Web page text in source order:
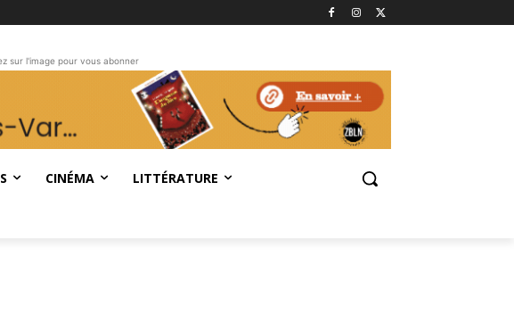
sur l'image pour vous abonner
CINÉMA LITTÉRATURE